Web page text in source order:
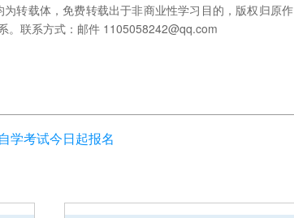
转载体，免费转载出于非商业性学习目的，版权归原作
。联系方式：邮件 1105058242@qq.com
学考试今日起报名